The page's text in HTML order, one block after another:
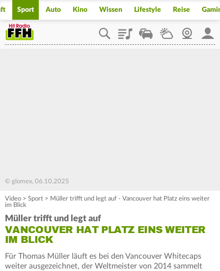
Sport Auto Kino Wissen Lifestyle Reise
PlaylistStaupilotWetterWebcam
© glomex, 06.10.2025
Video > Sport > Müller trifft und legt auf - Vancouver hat Platz eins weiter
im Blick
Müller trifft und legt auf
VANCOUVER HAT PLATZ EINS WEITER
IM BLICK
Für Thomas Müller läuft es bei den Vancouver Whitecaps
weiter ausgezeichnet, der Weltmeister von 2014 sammelt